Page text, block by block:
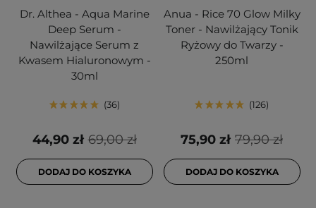
Dr. Althea - Aqua Marine
Deep Serum -
Nawilżające Serum z
Kwasem Hialuronowym -
30ml
36
69,00 zł
44,90 zł
DODAJ DO KOSZYKA
Anua - Rice 70 Glow Milky
Toner - Nawilżający Tonik
Ryżowy do Twarzy -
250ml
126
79,90 zł
75,90 zł
DODAJ DO KOSZYKA